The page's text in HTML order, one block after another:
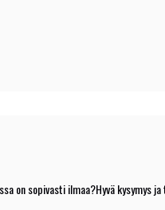
on sopivasti ilmaa?Hyvä kysymys